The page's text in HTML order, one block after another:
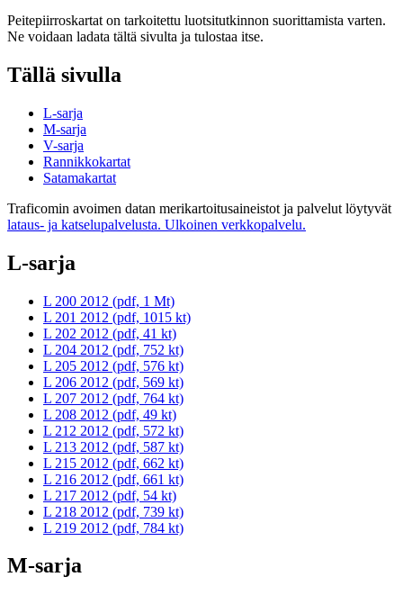
Peitepiirroskartat on tarkoitettu luotsitutkinnon suorittamista varten.
Ne voidaan ladata tältä sivulta ja tulostaa itse.
Tällä sivulla
L-sarja
M-sarja
V-sarja
Rannikkokartat
Satamakartat
Traficomin avoimen datan merikartoitusaineistot ja palvelut löytyvät
lataus- ja katselupalvelusta. Ulkoinen verkkopalvelu.
L-sarja
L 200 2012 (pdf, 1 Mt)
L 201 2012 (pdf, 1015 kt)
L 202 2012 (pdf, 41 kt)
L 204 2012 (pdf, 752 kt)
L 205 2012 (pdf, 576 kt)
L 206 2012 (pdf, 569 kt)
L 207 2012 (pdf, 764 kt)
L 208 2012 (pdf, 49 kt)
L 212 2012 (pdf, 572 kt)
L 213 2012 (pdf, 587 kt)
L 215 2012 (pdf, 662 kt)
L 216 2012 (pdf, 661 kt)
L 217 2012 (pdf, 54 kt)
L 218 2012 (pdf, 739 kt)
L 219 2012 (pdf, 784 kt)
M-sarja